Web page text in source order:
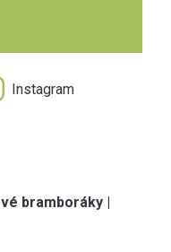
Instagram
bramboráky |